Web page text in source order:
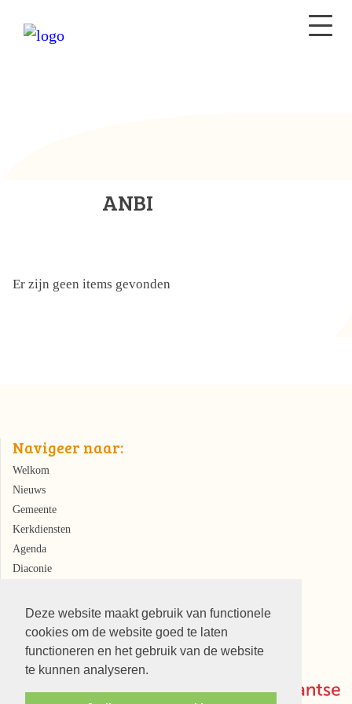
Deze website maakt gebruik van functionele
cookies om de website goed te laten
functioneren en het gebruik van de website
te kunnen analyseren.
ANBI
Er zijn geen items gevonden
Navigeer naar:
Welkom
Nieuws
Gemeente
Kerkdiensten
Agenda
Diaconie